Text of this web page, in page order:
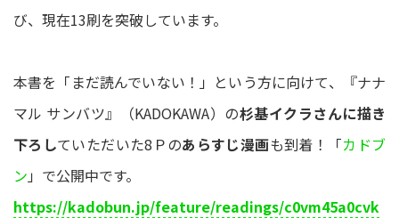
び、現在13刷を突破しています。
本書を「まだ読んでいない！」という方に向けて、『ナナ
マル サンバツ』（KADOKAWA）の杉基イクラさんに描き
下ろしていただいた8Ｐのあらすじ漫画も到着！「カドブ
ン 」で公開中です。
https://kadobun.jp/feature/readings/c0vm45a0cvk